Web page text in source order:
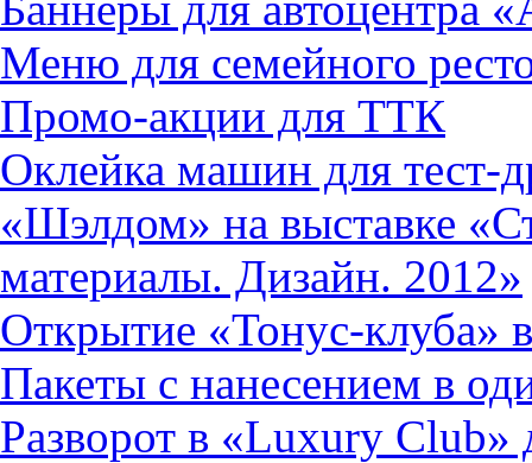
Меню для семейного
Промо-акции для ТТК
Оклейка машин для тест-
«Шэлдом» на выставке
материалы. Дизайн. 2012»
Открытие «Тонус-клуба»
Пакеты с нанесением в
Разворот в «Luxury